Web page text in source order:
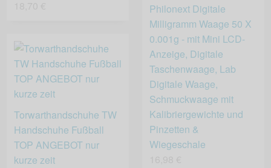
Philonext Digitale
Milligramm Waage 50 X
0.001g - mit Mini LCD-
Anzeige, Digitale
Taschenwaage, Lab
Digitale Waage,
Schmuckwaage mit
Kalibriergewichte und
Pinzetten &
Wiegeschale
Torwarthandschuhe TW
Handschuhe Fußball
TOP ANGEBOT nur
kurze zeit